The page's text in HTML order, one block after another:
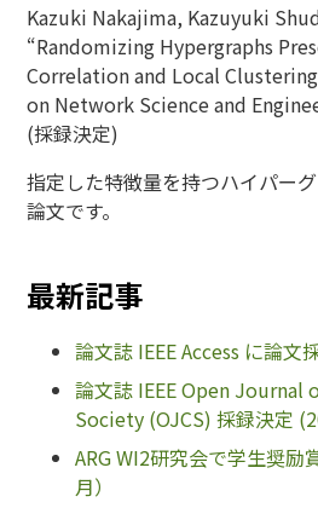
Kazuki Nakajima, Kazuyuki
“Randomizing Hypergraphs
Correlation and Local
on Network Science and
(採録決定)
指定した特徴量を持つハイパー
論文です。
最新記事
論文誌 IEEE Access に論文
論文誌 IEEE Open
Society (OJCS) 採録決定
ARG WI2研究会で学生奨励
月）